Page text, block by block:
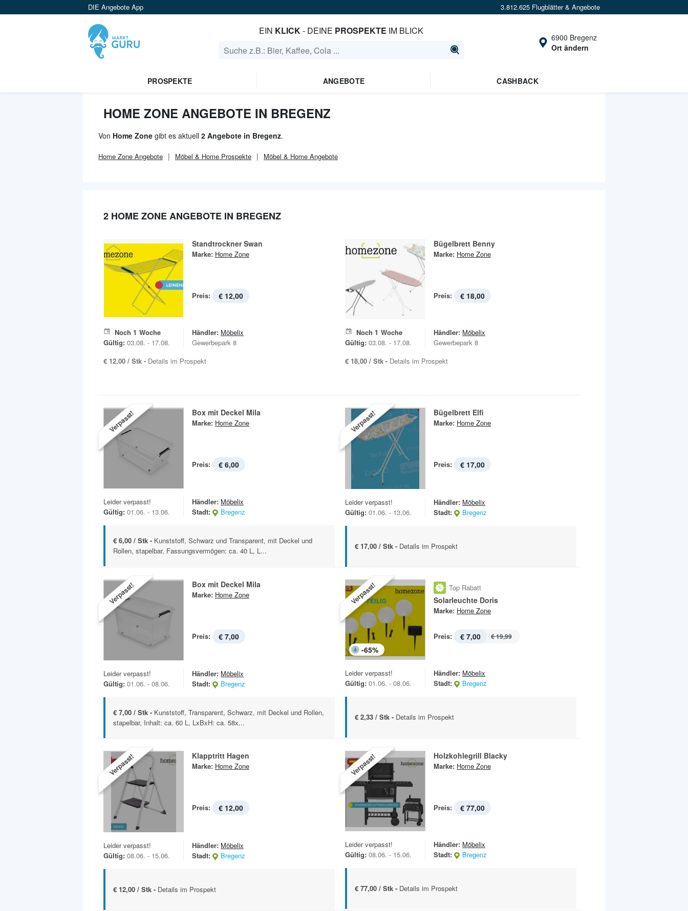
DIE Angebote App 3.812.625 Flugblätter & Angebote
EIN KLICK- DEINE PROSPEKTE IM BLICK
6900 Bregenz
Ort ändern
PROSPEKTE ANGEBOTE CASHBACK
HOME ZONE ANGEBOTE IN BREGENZ
Von Home Zone gibt es aktuell 2 Angebote in Bregenz.
Home Zone Angebote Möbel & Home Prospekte Möbel & Home Angebote
2 HOME ZONE ANGEBOTE IN BREGENZ
Standtrockner Swan
Marke: Home Zone
Preis: € 12,00
Noch 1 Woche
Gültig: 03.08. - 17.08.
Händler: Möbelix
Gewerbepark 8
€ 12,00 / Stk - Details im Prospekt
Bügelbrett Benny
Marke: Home Zone
Preis: € 18,00
Noch 1 Woche
Gültig: 03.08. - 17.08.
Händler: Möbelix
Gewerbepark 8
€ 18,00 / Stk - Details im Prospekt
Verpasst! Box mit Deckel Mila
Marke: Home Zone
Preis: € 6,00
Leider verpasst!
Gültig: 01.06. - 13.06.
Händler: Möbelix
Stadt:
Bregenz
€ 6,00 / Stk - Kunststoff, Schwarz und Transparent, mit Deckel und
Rollen, stapelbar, Fassungsvermögen: ca. 40 L, L...
Verpasst! Bügelbrett Elfi
Marke: Home Zone
Preis: € 17,00
Leider verpasst!
Gültig: 01.06. - 13.06.
Händler: Möbelix
Stadt:
Bregenz
€ 17,00 / Stk - Details im Prospekt
Verpasst! Box mit Deckel Mila
Marke: Home Zone
Preis: € 7,00
Leider verpasst!
Gültig: 01.06. - 08.06.
Händler: Möbelix
Stadt:
Bregenz
€ 7,00 / Stk - Kunststoff, Transparent, Schwarz, mit Deckel und Rollen,
stapelbar, Inhalt: ca. 60 L, LxBxH: ca. 58x...
Verpasst!
-65%
Top Rabatt
Solarleuchte Doris
Marke: Home Zone
Preis: € 7,00 € 19,99
Leider verpasst!
Gültig: 01.06. - 08.06.
Händler: Möbelix
Stadt:
Bregenz
€ 2,33 / Stk - Details im Prospekt
Verpasst! Klapptritt Hagen
Marke: Home Zone
Preis: € 12,00
Leider verpasst!
Gültig: 08.06. - 15.06.
Händler: Möbelix
Stadt:
Bregenz
€ 12,00 / Stk - Details im Prospekt
Verpasst! Holzkohlegrill Blacky
Marke: Home Zone
Preis: € 77,00
Leider verpasst!
Gültig: 08.06. - 15.06.
Händler: Möbelix
Stadt:
Bregenz
€ 77,00 / Stk - Details im Prospekt